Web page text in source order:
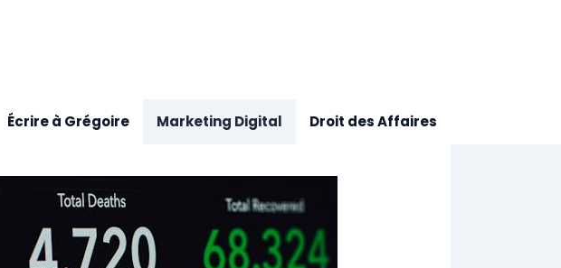
Écrire à Grégoire Marketing Digital Droit des Affaires